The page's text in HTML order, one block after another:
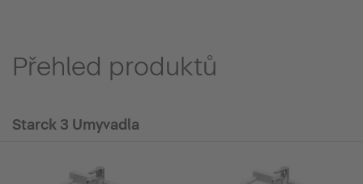
Přehled produktů
Starck 3 Umyvadla